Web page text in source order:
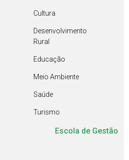
Cultura
Desenvolvimento
Rural
Educação
Meio Ambiente
Saúde
Turismo
Escola de Gestão